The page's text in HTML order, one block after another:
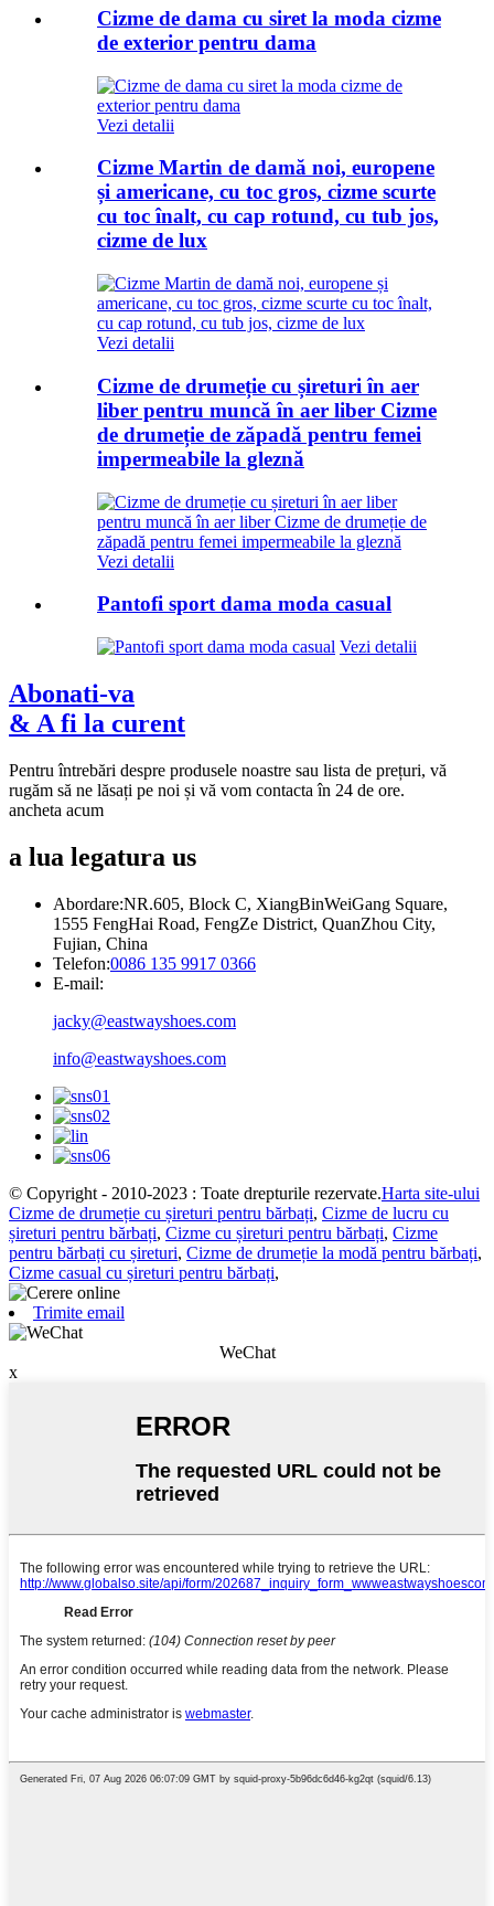
Cizme de dama cu siret la moda cizme
de exterior pentru dama
Vezi detalii
Cizme Martin de damă noi, europene
și americane, cu toc gros, cizme scurte
cu toc înalt, cu cap rotund, cu tub jos,
cizme de lux
Vezi detalii
Cizme de drumeție cu șireturi în aer
liber pentru muncă în aer liber Cizme
de drumeție de zăpadă pentru femei
impermeabile la gleznă
Vezi detalii
Pantofi sport dama moda casual
Vezi detalii
Abonati-va
& A fi la curent
Pentru întrebări despre produsele noastre sau lista de prețuri, vă
rugăm să ne lăsați pe noi și vă vom contacta în 24 de ore.
ancheta acum
a lua legatura us
Abordare:NR.605, Block C, XiangBinWeiGang Square,
1555 FengHai Road, FengZe District, QuanZhou City,
Fujian, China
Telefon:0086 135 9917 0366
E-mail:
jacky@eastwayshoes.com
info@eastwayshoes.com
© Copyright - 2010-2023 : Toate drepturile rezervate.Harta site-ului
Cizme de drumeție cu șireturi pentru bărbați, Cizme de lucru cu
șireturi pentru bărbați, Cizme cu șireturi pentru bărbați, Cizme
pentru bărbați cu șireturi, Cizme de drumeție la modă pentru bărbați,
Cizme casual cu șireturi pentru bărbați,
Trimite email
WeChat
x